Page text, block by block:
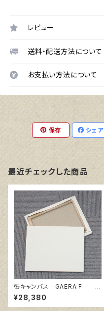
レビュー
送料・配送方法について
お支払い方法について
保存 シェア
最近チェックした商品
張キャンバス GAERA F 8
0号
¥28,380